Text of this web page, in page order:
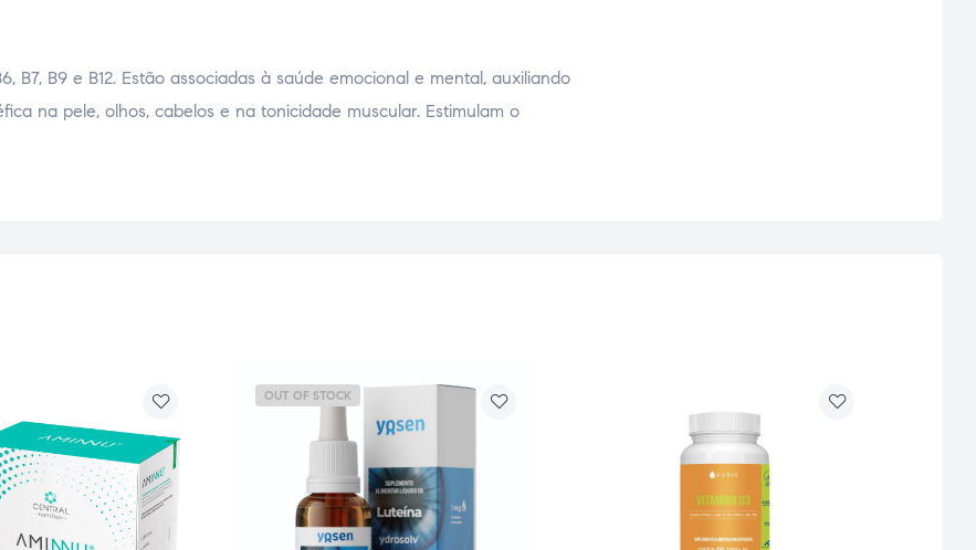
B7, B9 e B12. Estão associadas à saúde emocional e mental, auxiliando
na pele, olhos, cabelos e na tonicidade muscular. Estimulam o
OUT OF STOCK